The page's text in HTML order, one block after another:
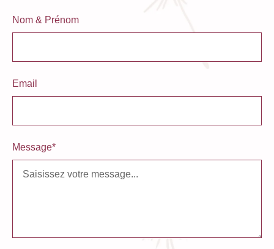
Nom & Prénom
Email
Message*